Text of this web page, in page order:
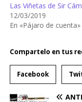
Las Viñetas de Sir
12/03/2019
En «Pájaro de cuenta»
Compartelo en tus
Facebook